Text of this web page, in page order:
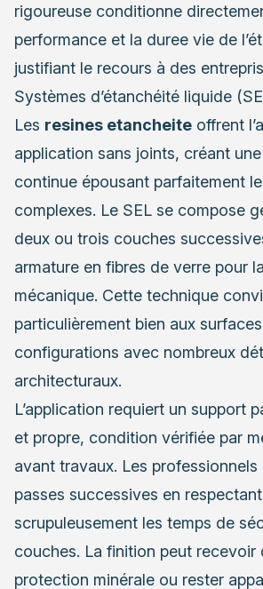
rigoureuse conditionne
performance et la duree vie de
justifiant le recours à des
Systèmes d’étanchéité liquide
Les resines etancheite offrent
application sans joints, créant
continue épousant parfaitement
complexes. Le SEL se compose
deux ou trois couches
armature en fibres de verre pour
mécanique. Cette technique
particulièrement bien aux
configurations avec nombreux
architecturaux.
L’application requiert un support
et propre, condition vérifiée par
avant travaux. Les
passes successives en respectant
scrupuleusement les temps de
couches. La finition peut recevoir
protection minérale ou rester